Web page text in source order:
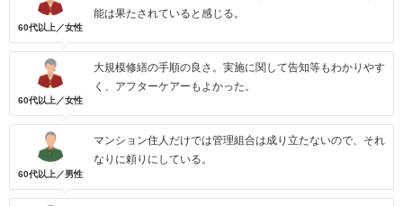
60代以上／女性
能は果たされていると感じる。
60代以上／女性
大規模修繕の手順の良さ。実施に関して告知等もわかりやす
く、アフターケアーもよかった。
60代以上／男性
マンション住人だけでは管理組合は成り立たないので、それ
なりに頼りにしている。